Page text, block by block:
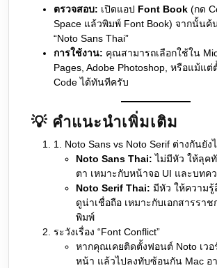
ตรวจสอบ: เปิดแอป Font Book (กด
Space แล้วพิมพ์ Font Book) จากนั้นค้
“Noto Sans Thai”
การใช้งาน: คุณสามารถเลือกใช้ใน
Pages, Adobe Photoshop, หรือแม้แต่
Code ได้ทันทีครับ
💡 คำแนะนำเพิ่มเติม
1. Noto Sans vs Noto Serif ต่างกันยัง
Noto Sans Thai: ไม่มีหัว ให้ลุค
ตา เหมาะกับหน้าจอ UI และบทค
Noto Serif Thai: มีหัว ให้ความรู้
ดูน่าเชื่อถือ เหมาะกับเอกสารรา
พิมพ์
ระวังเรื่อง “Font Conflict”
หากคุณเคยติดตั้งฟอนต์ Noto เวอ
หน้า แล้วไปลงทับซ้อนกัน Mac อ